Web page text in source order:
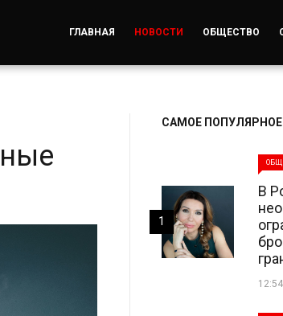
ГЛАВНАЯ НОВОСТИ ОБЩЕСТВО
САМОЕ ПОПУЛЯРНОЕ
В
1